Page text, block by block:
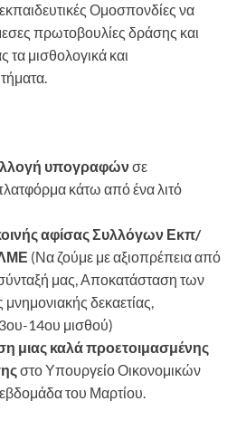
Ομοσπονδίες να
πρωτοβουλίες δράσης και
τα μισθολογικά και
υπογραφώνσε
κάτω από ένα λιτό
αφίσας Συλλόγων Εκπ/
(Να ζούμε με αξιοπρέπεια από
μας, Αποκατάσταση των
δεκαετίας,
14ου μισθού)
μιας καλά προετοιμασμένης
στο Υπουργείο Οικονομικών
εβδομάδα του Μαρτίου.